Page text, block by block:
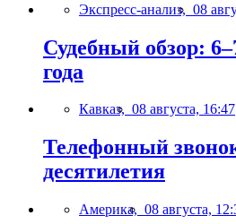
Экспресс-анализ, 08
Судебный обзор:
года
Кавказ, 08 августа, 16:47
Телефонный
десятилетия
Америка, 08 августа,